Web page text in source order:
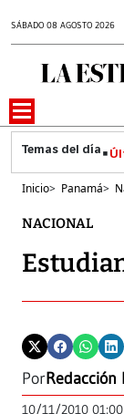
SÁBADO 08 AGOSTO 2026
Inicio> Panamá>
NACIONAL
Por
10/11/2010 01:00